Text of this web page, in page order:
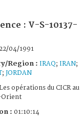
: V-S-10137-
22/04/1991
Region : IRAQ; IRAN;
; JORDAN
Les opérations du CICR au
: 01:10:14